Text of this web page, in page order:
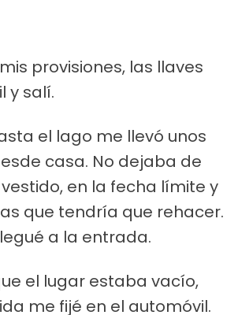
provisiones, las llaves
y salí.
el lago me llevó unos
casa. No dejaba de
en la fecha límite y
que tendría que rehacer.
a la entrada.
el lugar estaba vacío,
me fijé en el automóvil.